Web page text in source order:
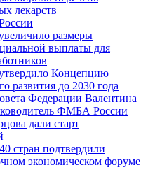
лекарств
размеры
выплаты для
Концепцию
развития до 2030 года
Федерации Валентина
ФМБА России
дали старт
стран подтвердили
экономическом форуме